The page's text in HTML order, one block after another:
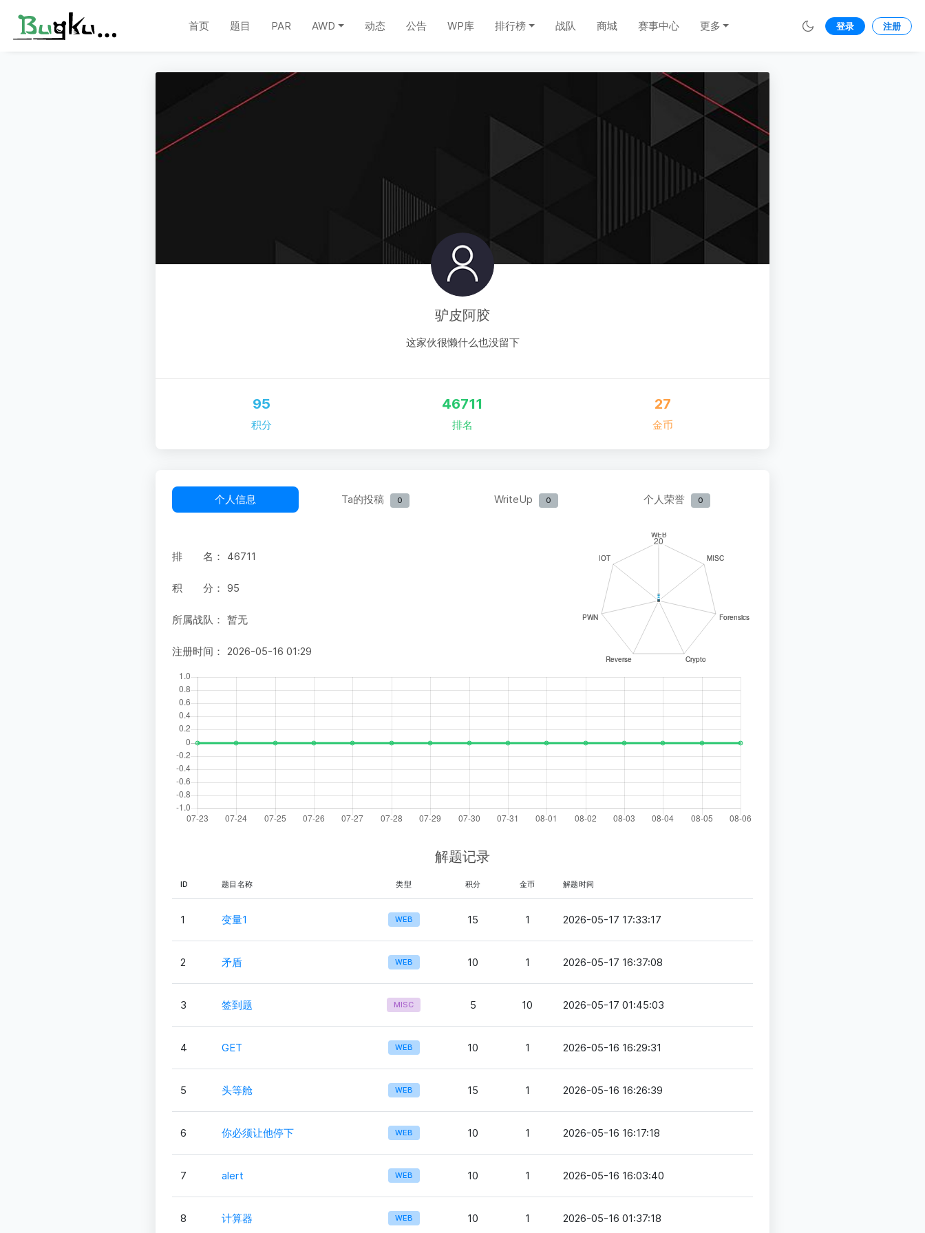
首页 题目 PAR AWD 动态 公告 WP库 排行榜 战队 商城 赛事中心 更多 登录 注册
驴皮阿胶
这家伙很懒什么也没留下
95
积分
46711
排名
27
金币
个人信息 Ta的投稿 0 WriteUp 0 个人荣誉 0
排 名： 46711
积 分： 95
所属战队： 暂无
注册时间： 2026-05-16 01:29
解题记录
ID 题目名称 类型 积分 金币 解题时间
1 变量1 WEB 15 1 2026-05-17 17:33:17
2 矛盾 WEB 10 1 2026-05-17 16:37:08
3 签到题 MISC 5 10 2026-05-17 01:45:03
4 GET WEB 10 1 2026-05-16 16:29:31
5 头等舱 WEB 15 1 2026-05-16 16:26:39
6 你必须让他停下 WEB 10 1 2026-05-16 16:17:18
7 alert WEB 10 1 2026-05-16 16:03:40
8 计算器 WEB 10 1 2026-05-16 01:37:18